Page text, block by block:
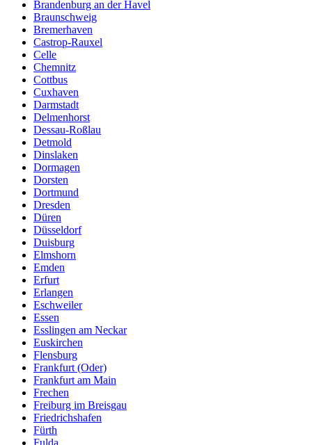
Brandenburg an der Havel
Braunschweig
Bremerhaven
Castrop-Rauxel
Celle
Chemnitz
Cottbus
Cuxhaven
Darmstadt
Delmenhorst
Dessau-Roßlau
Detmold
Dinslaken
Dormagen
Dorsten
Dortmund
Dresden
Düren
Düsseldorf
Duisburg
Elmshorn
Emden
Erfurt
Erlangen
Eschweiler
Essen
Esslingen am Neckar
Euskirchen
Flensburg
Frankfurt (Oder)
Frankfurt am Main
Frechen
Freiburg im Breisgau
Friedrichshafen
Fürth
Fulda